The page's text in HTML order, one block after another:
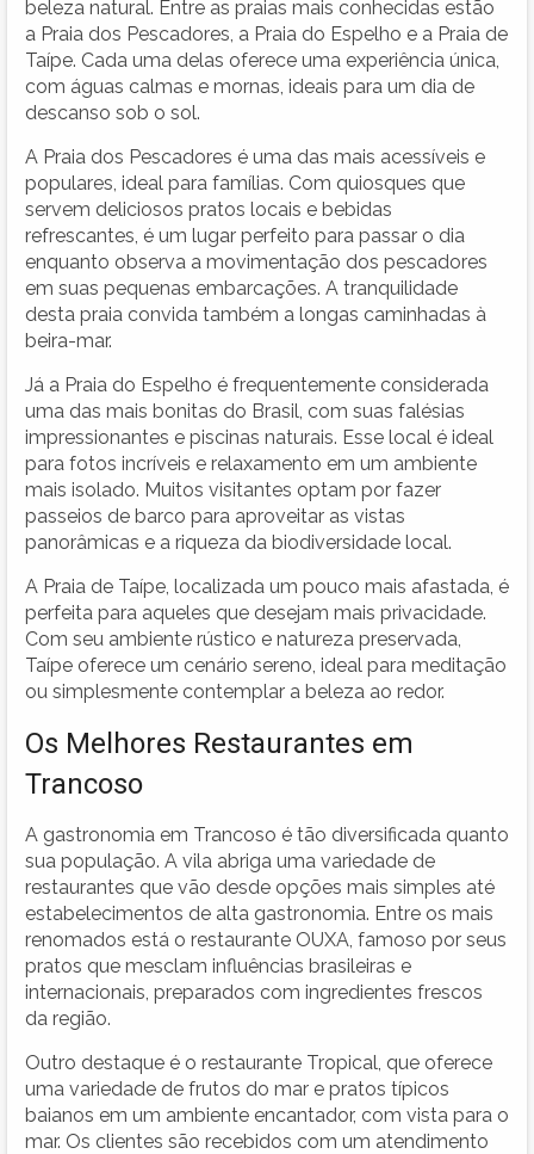
beleza natural. Entre as praias mais conhecidas estão
a Praia dos Pescadores, a Praia do Espelho e a Praia de
Taípe. Cada uma delas oferece uma experiência única,
com águas calmas e mornas, ideais para um dia de
descanso sob o sol.
A Praia dos Pescadores é uma das mais acessíveis e
populares, ideal para famílias. Com quiosques que
servem deliciosos pratos locais e bebidas
refrescantes, é um lugar perfeito para passar o dia
enquanto observa a movimentação dos pescadores
em suas pequenas embarcações. A tranquilidade
desta praia convida também a longas caminhadas à
beira-mar.
Já a Praia do Espelho é frequentemente considerada
uma das mais bonitas do Brasil, com suas falésias
impressionantes e piscinas naturais. Esse local é ideal
para fotos incríveis e relaxamento em um ambiente
mais isolado. Muitos visitantes optam por fazer
passeios de barco para aproveitar as vistas
panorâmicas e a riqueza da biodiversidade local.
A Praia de Taípe, localizada um pouco mais afastada, é
perfeita para aqueles que desejam mais privacidade.
Com seu ambiente rústico e natureza preservada,
Taípe oferece um cenário sereno, ideal para meditação
ou simplesmente contemplar a beleza ao redor.
Os Melhores Restaurantes em
Trancoso
A gastronomia em Trancoso é tão diversificada quanto
sua população. A vila abriga uma variedade de
restaurantes que vão desde opções mais simples até
estabelecimentos de alta gastronomia. Entre os mais
renomados está o restaurante OUXA, famoso por seus
pratos que mesclam influências brasileiras e
internacionais, preparados com ingredientes frescos
da região.
Outro destaque é o restaurante Tropical, que oferece
uma variedade de frutos do mar e pratos típicos
baianos em um ambiente encantador, com vista para o
mar. Os clientes são recebidos com um atendimento